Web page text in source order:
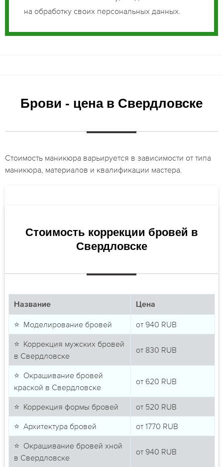
на обработку своих персональных данных.
Брови - цена в Свердловске
Стоимость маникюра варьируется в зависимости от типа
маникюра, материалов и квалификации мастера.
Стоимость коррекции бровей в
Свердловске
Название Цена
⭐ Моделирование бровей от 940 RUB
⭐ Коррекция мужских бровей
в Свердловске
от 830 RUB
⭐ Окрашивание бровей
краской в Свердловске
от 620 RUB
⭐ Коррекция формы бровей от 520 RUB
⭐ Архитектура бровей от 1770 RUB
⭐ Окрашивание бровей хной
в Свердловске
от 940 RUB